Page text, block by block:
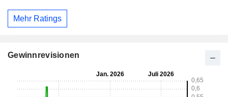
Mehr Ratings
Gewinnrevisionen